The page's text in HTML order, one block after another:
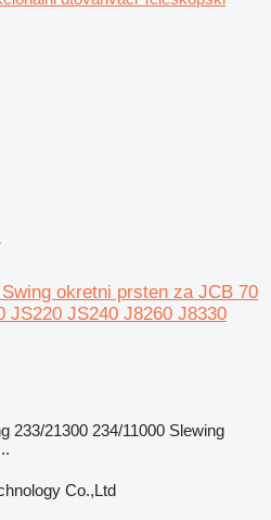
okretni prsten za JCB 70
JS220 JS240 J8260 J8330
233/21300 234/11000 Slewing
Co.,Ltd